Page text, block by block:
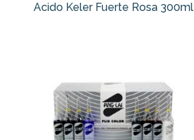
Acido Keler Fuerte Rosa 300ml